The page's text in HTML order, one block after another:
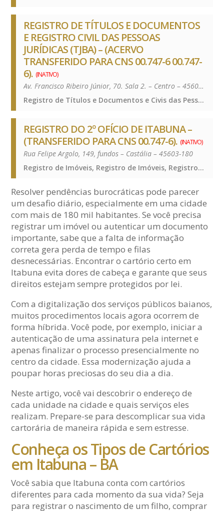
REGISTRO DE TÍTULOS E DOCUMENTOS
E REGISTRO CIVIL DAS PESSOAS
JURÍDICAS (TJBA) – (ACERVO
TRANSFERIDO PARA CNS 00.747-6 00.747-
6). (INATIVO)
Av. Francisco Ribeiro Júnior, 70. Sala 2. – Centro – 45605-490
Registro de Títulos e Documentos e Civis das Pessoas Jurídicas, Registro de Títulos e Documentos e Civis das Pessoas Jurídicas, Registro de Títulos e Documentos e Civis das Pessoas Jurídicas, Registro de Títulos e Documentos e Civis das Pessoas Jurídicas
REGISTRO DO 2º OFÍCIO DE ITABUNA –
(TRANSFERIDO PARA CNS 00.747-6). (INATIVO)
Rua Felipe Argolo, 149, fundos – Castália – 45603-180
Registro de Imóveis, Registro de Imóveis, Registro de Imóveis, Registro de Imóveis
Resolver pendências burocráticas pode parecer
um desafio diário, especialmente em uma cidade
com mais de 180 mil habitantes. Se você precisa
registrar um imóvel ou autenticar um documento
importante, sabe que a falta de informação
correta gera perda de tempo e filas
desnecessárias. Encontrar o cartório certo em
Itabuna evita dores de cabeça e garante que seus
direitos estejam sempre protegidos por lei.
Com a digitalização dos serviços públicos baianos,
muitos procedimentos locais agora ocorrem de
forma híbrida. Você pode, por exemplo, iniciar a
autenticação de uma assinatura pela internet e
apenas finalizar o processo presencialmente no
centro da cidade. Essa modernização ajuda a
poupar horas preciosas do seu dia a dia.
Neste artigo, você vai descobrir o endereço de
cada unidade na cidade e quais serviços eles
realizam. Prepare-se para descomplicar sua vida
cartorária de maneira rápida e sem estresse.
Conheça os Tipos de Cartórios
em Itabuna – BA
Você sabia que Itabuna conta com cartórios
diferentes para cada momento da sua vida? Seja
para registrar o nascimento de um filho, comprar